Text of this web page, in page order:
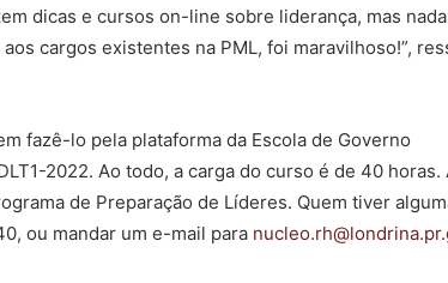
dicas e cursos on-line sobre liderança, mas nada
cargos existentes na PML, foi maravilhoso!”,
fazê-lo pela plataforma da Escola de Governo
2022. Ao todo, a carga do curso é de 40 horas.
de Preparação de Líderes. Quem tiver
ou mandar um e-mail para